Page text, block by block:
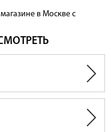
в Москве с